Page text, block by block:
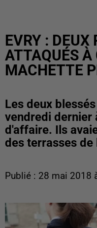
EVRY : DEUX
ATTAQUÉS À
MACHETTE
Les deux
vendredi dernier
d'affaire. Ils
des terrasses de
Publié : 28 mai 2018